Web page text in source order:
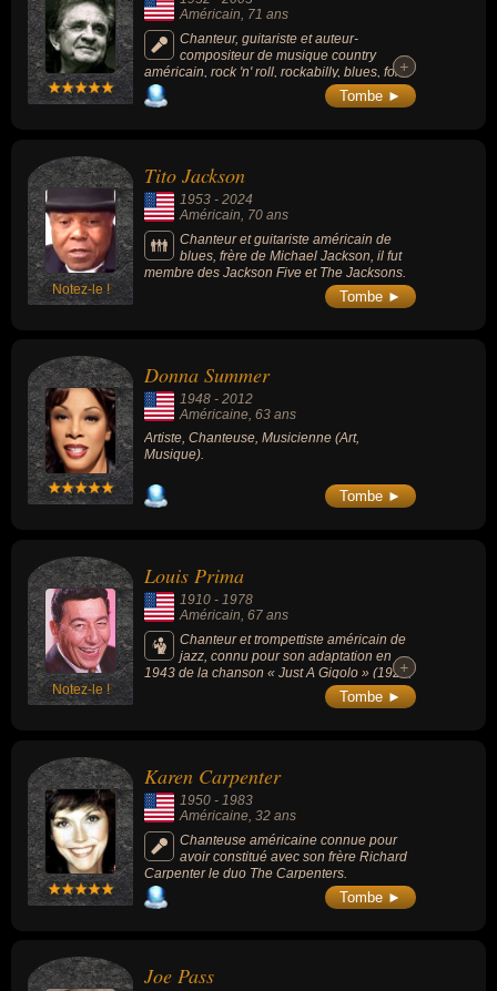
Américain, 71 ans
Chanteur, guitariste et auteur-
compositeur de musique country
américain, rock 'n' roll, rockabilly, blues, folk
et gospel. 21ème meilleur chanteur de tous
les temps selon le magazine Rolling Stone.
son comportement et ses vêtements sombres
lui ont valu le surnom de Man In Black («
l’Homme en noir »).
+
+
Tombe ►
Notez-le !
Tito Jackson
1953 - 2024
Américain, 70 ans
Chanteur et guitariste américain de
blues, frère de Michael Jackson, il fut
membre des Jackson Five et The Jacksons.
Tombe ►
Donna Summer
1948 - 2012
Américaine, 63 ans
Artiste, Chanteuse, Musicienne (Art,
Musique).
Tombe ►
Notez-le !
Louis Prima
1910 - 1978
Américain, 67 ans
Chanteur et trompettiste américain de
jazz, connu pour son adaptation en
1943 de la chanson « Just A Gigolo » (1928,
Leonello Casucci), mais aussi « I Wan'na Be
Like You » ou « Bouna sera ». Épouse les
personnalité mélodieuse. Il a aussi collaboré
à la réalisation de plusieurs films de Disney
en tant qu'acteur et doubleur.
+
+
Tombe ►
Karen Carpenter
1950 - 1983
Américaine , 32 ans
Chanteuse américaine connue pour
avoir constitué avec son frère Richard
Carpenter le duo The Carpenters.
Tombe ►
Joe Pass